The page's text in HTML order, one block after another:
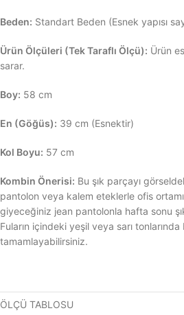
Beden: Standart Beden (Esnek yapısı
Ürün Ölçüleri (Tek Taraflı Ölçü): Ürün
sarar.
Boy: 58 cm
En (Göğüs): 39 cm (Esnektir)
Kol Boyu: 57 cm
Kombin Önerisi: Bu şık parçayı
pantolon veya kalem eteklerle ofis
giyeceğiniz jean pantolonla hafta sonu
Fuların içindeki yeşil veya sarı
tamamlayabilirsiniz.
ÖLÇÜ TABLOSU